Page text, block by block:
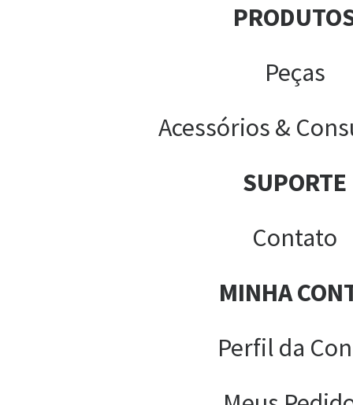
Peças
Acessórios &
SUPORTE
Contato
MINHA
Perfil da